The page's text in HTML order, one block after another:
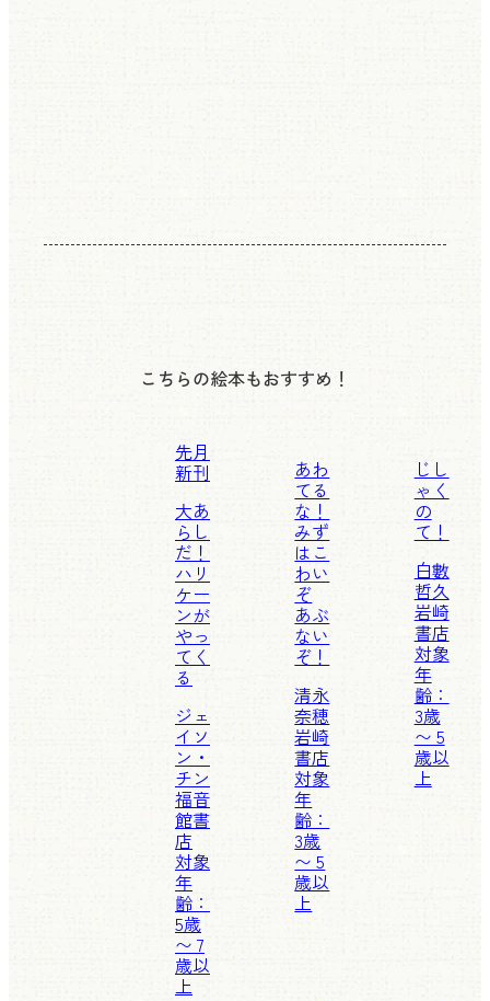
こちらの絵本もおすすめ！
先月
新刊
大あ
らし
だ！
ハリ
ケー
ンが
やっ
てく
る
ジェ
イソ
ン・
チン
福音
館書
店
対象
年
齢：
5歳
〜 7
歳以
上
あわ
てる
な！
みず
はこ
わい
ぞ
あぶ
ない
ぞ！
清永
奈穂
岩崎
書店
対象
年
齢：
3歳
〜 5
歳以
上
じし
ゃく
の
て！
白數
哲久
岩崎
書店
対象
年
齢：
3歳
〜 5
歳以
上